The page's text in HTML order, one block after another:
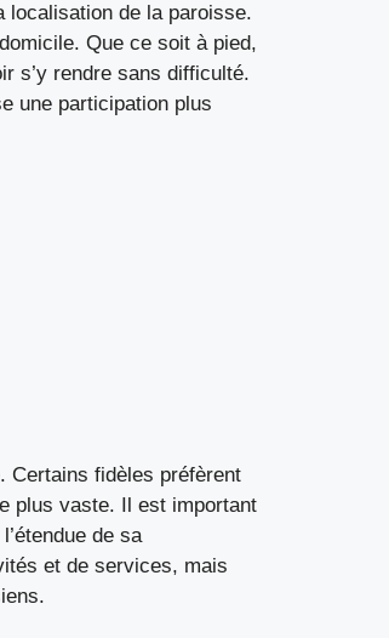
localisation de la paroisse.
Que ce soit à pied,
s’y rendre sans difficulté.
une participation plus
Certains fidèles préfèrent
plus vaste. Il est important
de sa
et de services, mais